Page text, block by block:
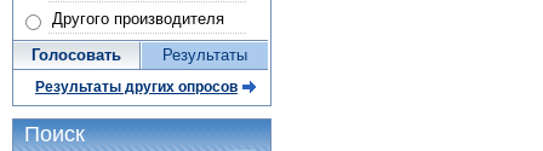
Другого производителя
Голосовать Результаты
Результаты других опросов
Поиск